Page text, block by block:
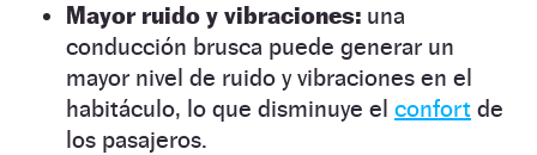
Mayor ruido y vibraciones: una
conducción brusca puede generar un
mayor nivel de ruido y vibraciones en el
habitáculo, lo que disminuye el confort de
los pasajeros.